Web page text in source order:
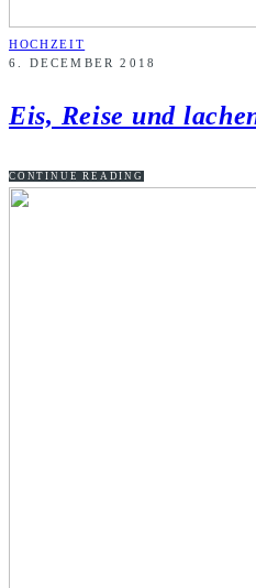
HOCHZEIT
6. DECEMBER 2018
Eis, Reise und
CONTINUE READING